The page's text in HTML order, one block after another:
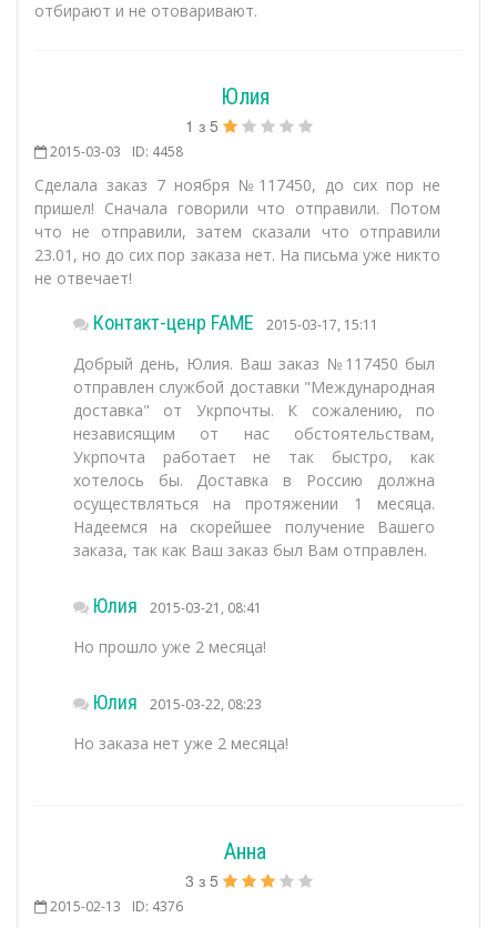
отбирают и не отоваривают.
Юлия
1 з 5
2015-03-03 ID: 4458
Сделала заказ 7 ноября №117450, до сих пор не
пришел! Сначала говорили что отправили. Потом
что не отправили, затем сказали что отправили
23.01, но до сих пор заказа нет. На письма уже никто
не отвечает!
Контакт-ценр FAME 2015-03-17, 15:11
Добрый день, Юлия. Ваш заказ №117450 был
отправлен службой доставки "Международная
доставка" от Укрпочты. К сожалению, по
независящим от нас обстоятельствам,
Укрпочта работает не так быстро, как
хотелось бы. Доставка в Россию должна
осуществляться на протяжении 1 месяца.
Надеемся на скорейшее получение Вашего
заказа, так как Ваш заказ был Вам отправлен.
Юлия 2015-03-21, 08:41
Но прошло уже 2 месяца!
Юлия 2015-03-22, 08:23
Но заказа нет уже 2 месяца!
Анна
3 з 5
2015-02-13 ID: 4376